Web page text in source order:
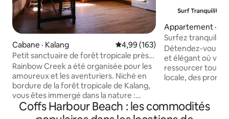
Cabane · Kalang Note moyenne de 4,99 sur 5,
4,99 (163)
Petit sanctuaire de forêt tropicale près
de Bellingen
Rainbow Creek a été organisée pour les
amoureux et les aventuriers. Niché en
bordure de la forêt tropicale de Kalang,
vous êtes immergé dans la nature :
chants d'oiseaux, vers luisants et un
million d'étoiles la nuit. Profitez
Appartement ·
ach
Surfez
Détendez-vous
et élégant où
ressourcer tout
locale, des
nager, surfer ou
spacieux avec un
Coffs Harbour Beach : les commodités